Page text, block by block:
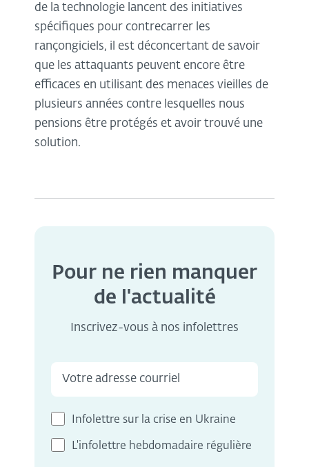
de la technologie lancent des initiatives
spécifiques pour contrecarrer les
rançongiciels, il est déconcertant de savoir
que les attaquants peuvent encore être
efficaces en utilisant des menaces vieilles de
plusieurs années contre lesquelles nous
pensions être protégés et avoir trouvé une
solution.
Pour ne rien manquer
de l'actualité
Inscrivez-vous à nos infolettres
Infolettre sur la crise en Ukraine
L'infolettre hebdomadaire régulière